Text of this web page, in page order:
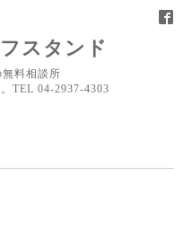
スタンド
料相談所
TEL 04-2937-4303